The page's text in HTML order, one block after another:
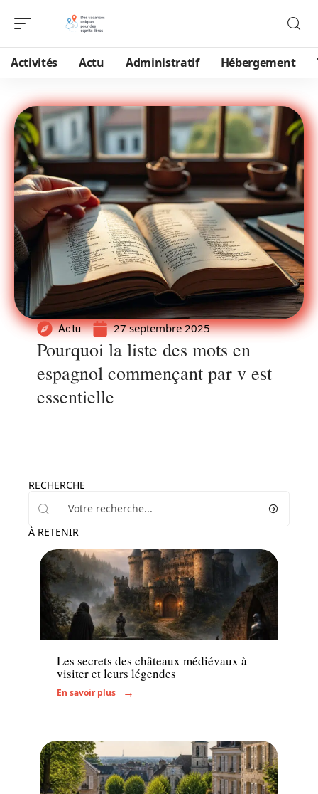
Activités Actu Administratif Hébergement
Actu 27 septembre 2025
Pourquoi la liste des mots en
espagnol commençant par v est
essentielle
RECHERCHE
À RETENIR
Actu
Les secrets des châteaux médiévaux à
visiter et leurs légendes
En savoir plus